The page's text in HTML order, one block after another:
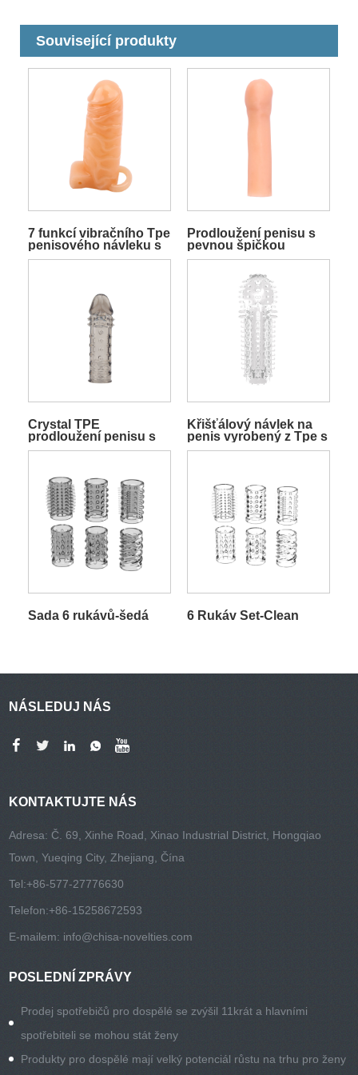
Související produkty
7 funkcí vibračního Tpe
penisového návleku s
kuličkovou smyčkou
Prodloužení penisu s
pevnou špičkou
vyrobenou z materiálu
Crystal TPE
prodloužení penisu s
výstupky
Křišťálový návlek na
penis vyrobený z Tpe s
výstupky a kuličkovou
Sada 6 rukávů-šedá 6 Rukáv Set-Clean
NÁSLEDUJ NÁS
KONTAKTUJTE NÁS
Adresa: Č. 69, Xinhe Road, Xinao Industrial District, Hongqiao
Town, Yueqing City, Zhejiang, Čína
Tel:+86-577-27776630
Telefon:+86-15258672593
E-mailem: info@chisa-novelties.com
POSLEDNÍ ZPRÁVY
Prodej spotřebičů pro dospělé se zvýšil 11krát a hlavními
spotřebiteli se mohou stát ženy
Produkty pro dospělé mají velký potenciál růstu na trhu pro ženy